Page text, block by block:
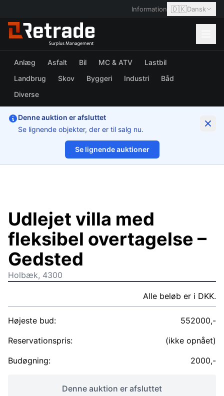
Information 🇩🇰Dansk
Anlæg Asfalt Bil MC & ATV
Lastbil
Landbrug
Skov Byggeri Industri
Båd
Diverse
Denne auktion er afsluttet
Se lignende objekter, der er til salg nu.
Se lignende auktioner
1/8
Udlejet villa med
fleksibel overtagelse –
Gedsted
Holbæk, 4300
Alle beløb er i DKK.
Højeste bud:
552000,-
Reservationspris:
(ikke opnået)
Budøgning:
2000,-
Denne auktion er afsluttet